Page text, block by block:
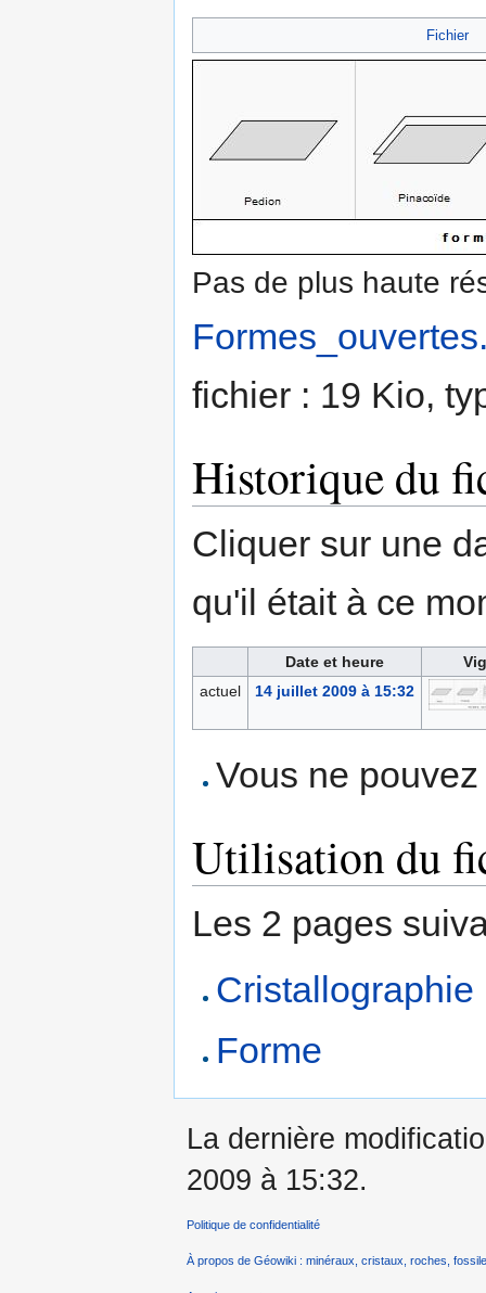
Fichier
Pas de plus haute
fichier : 19 Kio,
Historique du
Cliquer sur une
qu'il était à ce
Date et heure
actuel
14 juillet 2009 à 15:32
Vous ne
Utilisation du
Les 2 pages
Cristallographie
Forme
La dernière
2009 à 15:32.
Politique de confidentialité
À propos de Géowiki : minéraux, cristaux, roches,